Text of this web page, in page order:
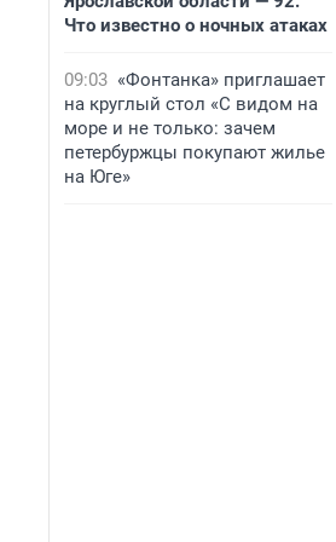
Что известно о ночных атаках
09:03 «Фонтанка» приглашает
на круглый стол «С видом на
море и не только: зачем
петербуржцы покупают жилье
на Юге»